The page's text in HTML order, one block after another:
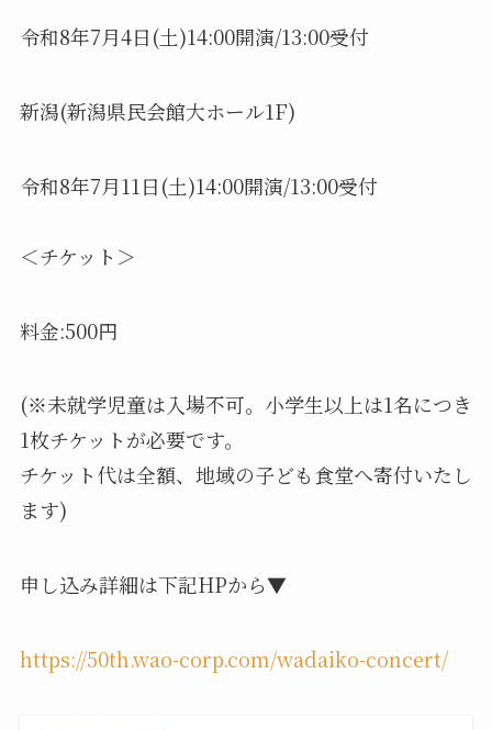
令和8年7月4日(土)14:00開演/13:00受付
新潟(新潟県民会館大ホール1F)
令和8年7月11日(土)14:00開演/13:00受付
＜チケット＞
料金:500円
(※未就学児童は入場不可。小学生以上は1名につき
1枚チケットが必要です。
チケット代は全額、地域の子ども食堂へ寄付いたし
ます)
申し込み詳細は下記HPから▼
https://50th.wao-corp.com/wadaiko-concert/